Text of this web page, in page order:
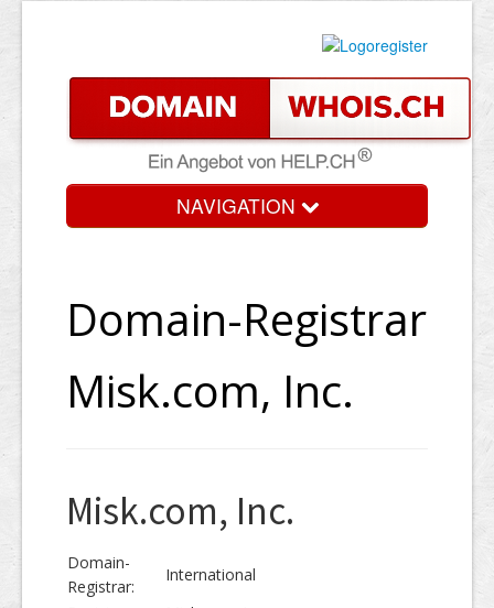
NAVIGATION
Domain-Registrar
Misk.com, Inc.
Misk.com, Inc.
Domain-
Registrar:
International